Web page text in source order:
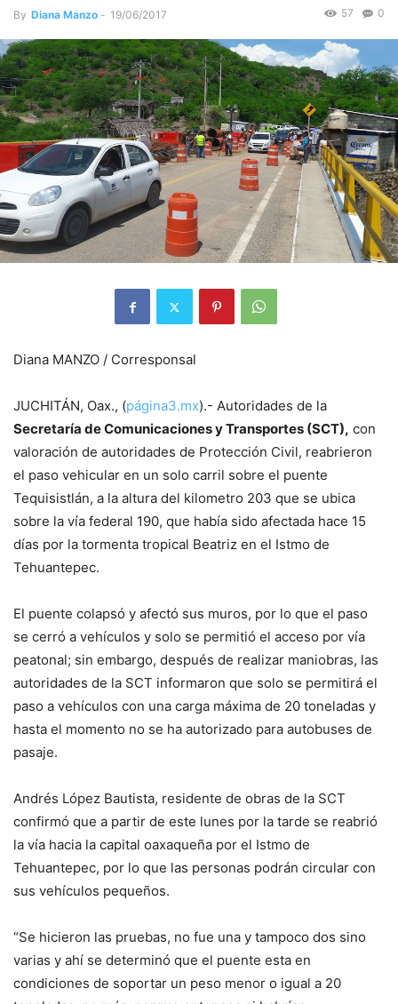
By Diana Manzo - 19/06/2017 0
57
Diana MANZO / Corresponsal
JUCHITÁN, Oax., (página3.mx).- Autoridades de la
Secretaría de Comunicaciones y Transportes (SCT), con
valoración de autoridades de Protección Civil, reabrieron
el paso vehicular en un solo carril sobre el puente
Tequisistlán, a la altura del kilometro 203 que se ubica
sobre la vía federal 190, que había sido afectada hace 15
días por la tormenta tropical Beatriz en el Istmo de
Tehuantepec.
El puente colapsó y afectó sus muros, por lo que el paso
se cerró a vehículos y solo se permitió el acceso por vía
peatonal; sin embargo, después de realizar maniobras, las
autoridades de la SCT informaron que solo se permitirá el
paso a vehículos con una carga máxima de 20 toneladas y
hasta el momento no se ha autorizado para autobuses de
pasaje.
Andrés López Bautista, residente de obras de la SCT
confirmó que a partir de este lunes por la tarde se reabrió
la vía hacia la capital oaxaqueña por el Istmo de
Tehuantepec, por lo que las personas podrán circular con
sus vehículos pequeños.
“Se hicieron las pruebas, no fue una y tampoco dos sino
varias y ahí se determinó que el puente esta en
condiciones de soportar un peso menor o igual a 20